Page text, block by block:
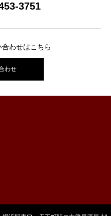
3751
わせはこちら
わせ